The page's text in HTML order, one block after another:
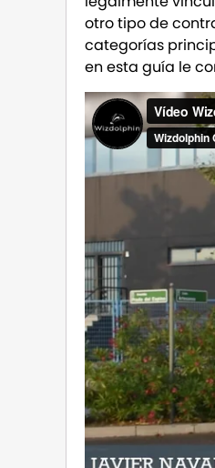
otro tipo de
categorías
en esta guía le